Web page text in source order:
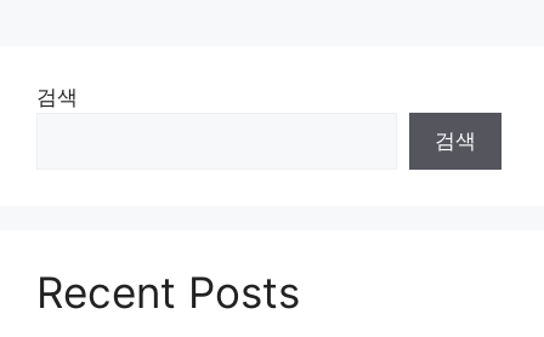
검색
검색
Recent Posts